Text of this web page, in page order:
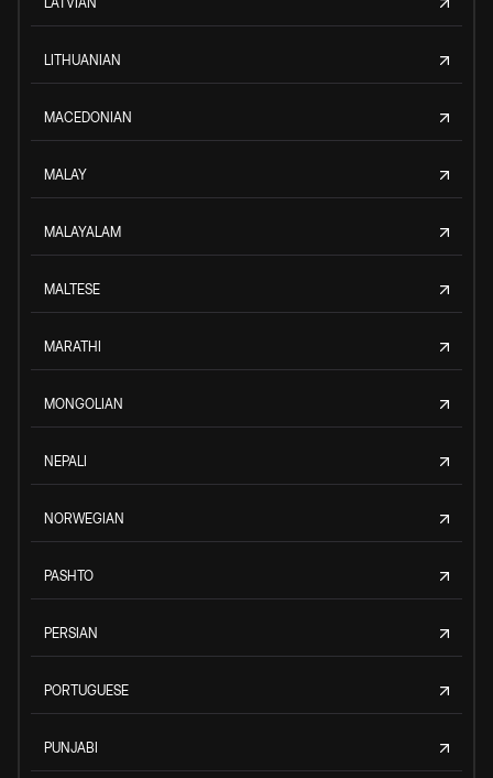
LITHUANIAN
MACEDONIAN
MALAY
MALAYALAM
MALTESE
MARATHI
MONGOLIAN
NEPALI
NORWEGIAN
PASHTO
PERSIAN
PORTUGUESE
PUNJABI